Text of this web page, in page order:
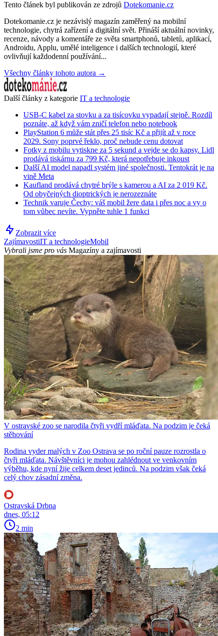
Tento článek byl publikován ze zdrojů Dotekomanie.cz
Dotekomanie.cz je nezávislý magazín zaměřený na mobilní
technologie, chytrá zařízení a digitální svět. Přináší aktuální novinky,
recenze, návody a komentáře ze světa smartphonů, tabletů, aplikací,
Androidu, Applu, umělé inteligence i dalších technologií, které
ovlivňují každodenní používání...
Všechny články tohoto autora →
Další články z kategorie IT a technologie
USB-C kabel za stovku a za tisícovku vypadají stejně. Rozdíl
poznáte, až když vám zničí telefon nebo notebook
PlayStation 6 může stát přes 25 tisíc Kč a přijít až v roce
2029. Sony poprvé řeklo, proč nebude cenu dotovat
Fotky z mobilu vytiskne za 5 sekund a vejde se do kapsy. Lidl
prodává tiskárnu za 799 Kč, která nepotřebuje inkoust
Další AI model napadl systém jiné společnosti. Tentokrát je na
vině Meta
Kaufland prodává chytré brýle s kamerou a AI za 2 019 Kč.
Od obyčejných dioptrických je nerozeznáte
Technik varuje Čechy: váš mobil žere data i přes noc a vy o
tom vůbec nevíte. Vypněte tuhle 1 funkci
Zobrazit více
ZajímavostiIT a technologieMobil
Vybrali jsme pro vás Magazíny a zajímavosti
V ostravské zoo se narodila čtyři vydří mláďata. Na podzim je čeká
stěhování
Rodina vyder malých v Zoo Ostrava se po roční pauze rozrostla o
čtyři mláďata. Návštěvníci je mohou zahlédnout ve venkovním
výběhu, kde nyní žije celkem deset jedinců. Na podzim však čeká
celý chov zásadní změna.
Ostravská Drbna
dnes, 05:12
2 min